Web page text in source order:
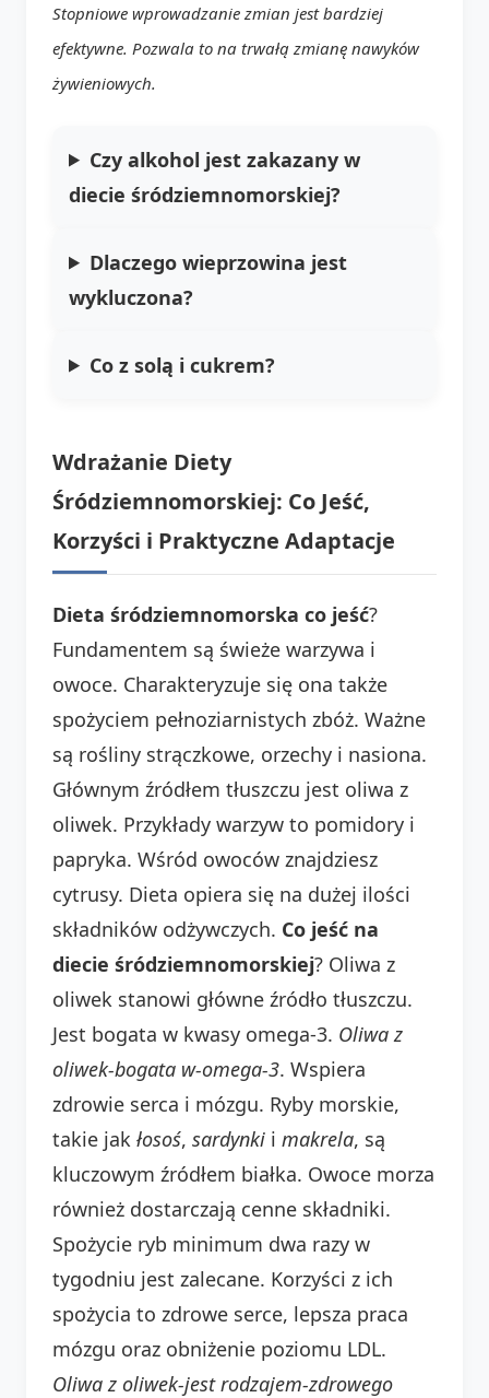
Stopniowe wprowadzanie zmian jest bardziej
efektywne. Pozwala to na trwałą zmianę nawyków
żywieniowych.
Czy alkohol jest zakazany w
diecie śródziemnomorskiej?
Dlaczego wieprzowina jest
wykluczona?
Co z solą i cukrem?
Wdrażanie Diety
Śródziemnomorskiej: Co Jeść,
Korzyści i Praktyczne Adaptacje
Dieta śródziemnomorska co jeść?
Fundamentem są świeże warzywa i
owoce. Charakteryzuje się ona także
spożyciem pełnoziarnistych zbóż. Ważne
są rośliny strączkowe, orzechy i nasiona.
Głównym źródłem tłuszczu jest oliwa z
oliwek. Przykłady warzyw to pomidory i
papryka. Wśród owoców znajdziesz
cytrusy. Dieta opiera się na dużej ilości
składników odżywczych. Co jeść na
diecie śródziemnomorskiej? Oliwa z
oliwek stanowi główne źródło tłuszczu.
Jest bogata w kwasy omega-3. Oliwa z
oliwek-bogata w-omega-3. Wspiera
zdrowie serca i mózgu. Ryby morskie,
takie jak łosoś, sardynki i makrela, są
kluczowym źródłem białka. Owoce morza
również dostarczają cenne składniki.
Spożycie ryb minimum dwa razy w
tygodniu jest zalecane. Korzyści z ich
spożycia to zdrowe serce, lepsza praca
mózgu oraz obniżenie poziomu LDL.
Oliwa z oliwek-jest rodzajem-zdrowego